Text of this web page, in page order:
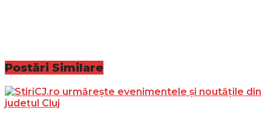
Postări Similare